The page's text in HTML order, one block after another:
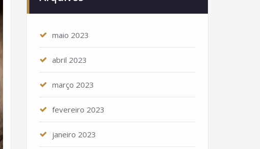
maio 2023
abril 2023
março 2023
fevereiro 2023
janeiro 2023